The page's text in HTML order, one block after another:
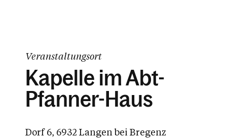
Veranstaltungsort
Kapelle im Abt-
Pfanner-Haus
Dorf 6, 6932 Langen bei Bregenz